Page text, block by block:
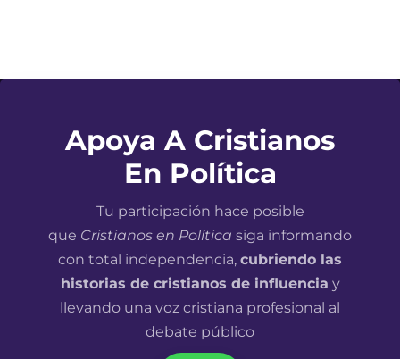
Apoya A Cristianos
En Política
Tu participación hace posible
que Cristianos en Política siga informando
con total independencia, cubriendo las
historias de cristianos de influencia y
llevando una voz cristiana profesional al
debate público